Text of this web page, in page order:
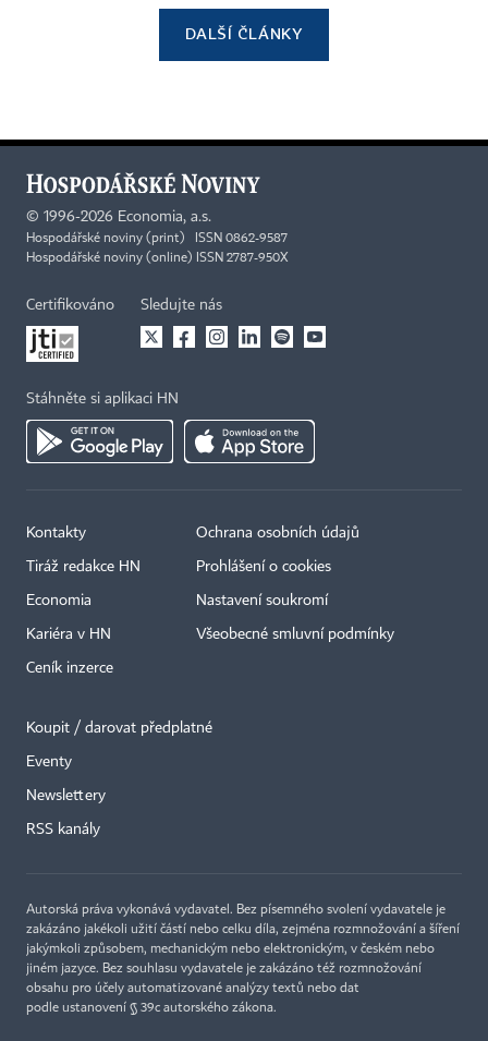
DALŠÍ ČLÁNKY
© 1996-2026 Economia, a.s.
Hospodářské noviny (print) ISSN 0862-9587
Hospodářské noviny (online) ISSN 2787-950X
Certifikováno Sledujte nás
Stáhněte si aplikaci HN
Kontakty
Tiráž redakce HN
Economia
Kariéra v HN
Ceník inzerce
Ochrana osobních údajů
Prohlášení o cookies
Nastavení soukromí
Všeobecné smluvní podmínky
Koupit / darovat předplatné
Eventy
Newslettery
RSS kanály
Autorská práva vykonává vydavatel. Bez písemného svolení vydavatele je
zakázáno jakékoli užití částí nebo celku díla, zejména rozmnožování a šíření
jakýmkoli způsobem, mechanickým nebo elektronickým, v českém nebo
jiném jazyce. Bez souhlasu vydavatele je zakázáno též rozmnožování
obsahu pro účely automatizované analýzy textů nebo dat
podle ustanovení § 39c autorského zákona.